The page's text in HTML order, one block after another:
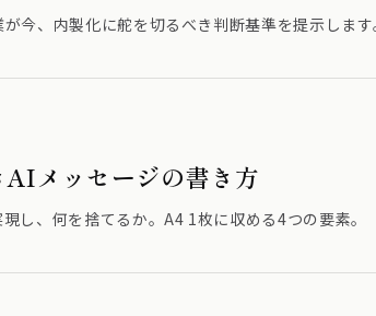
今、内製化に舵を切るべき判断基準を提示します
メッセージの書き方
し、何を捨てるか。A4 1枚に収める4つの要素。